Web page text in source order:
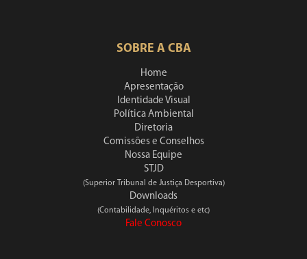
SOBRE A CBA
Home
Apresentação
Identidade Visual
Política Ambiental
Diretoria
Comissões e Conselhos
Nossa Equipe
STJD
(Superior Tribunal de Justiça Desportiva)
Downloads
(Contabilidade, Inquéritos e etc)
Fale Conosco